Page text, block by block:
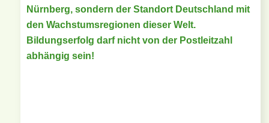
Nürnberg, sondern der Standort Deutschland mit
den Wachstumsregionen dieser Welt.
Bildungserfolg darf nicht von der Postleitzahl
abhängig sein!